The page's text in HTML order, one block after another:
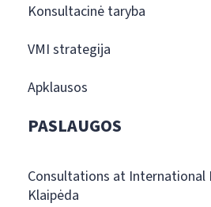
Konsultacinė taryba
VMI strategija
Apklausos
PASLAUGOS
Consultations at International
Klaipėda